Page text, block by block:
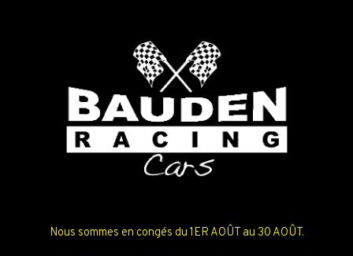
Nous sommes en congés du 1ER AOÛT au 30 AOÛT.